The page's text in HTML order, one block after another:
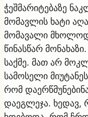
ჭეშმარიტებაზე
მომავლის ხატი
მომავალი
წინასწარ
საქმე. მათ არ
სამოსელი
რომ
დაეგლეჯა. ხედავ,